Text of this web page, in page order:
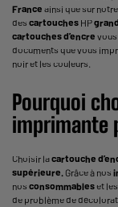
France ainsi que sur
des cartouches HP
cartouches d’encre
documents que vous
noir et les couleurs.
Pourquoi
imprimante
Choisir lacartouche
supérieure. Grâce à nos
nos consommableset
de problème de